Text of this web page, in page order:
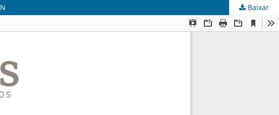
Baixar